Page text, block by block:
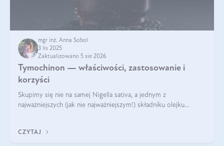
mgr inż. Anna Sobol
3 lis 2025
Zaktualizowano 5 sie 2026
Tymochinon — właściwości, zastosowanie i
korzyści
Skupimy się nie na samej Nigella sativa, a jednym z
najważniejszych (jak nie najważniejszym!) składniku olejku
CZYTAJ